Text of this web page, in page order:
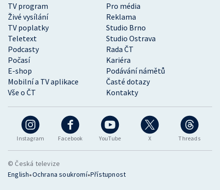
Instagram Facebook YouTube X Threads
TV program
Pro média
Živé vysílání
Reklama
TV poplatky
Studio Brno
Teletext
Studio Ostrava
Podcasty
Rada ČT
Počasí
Kariéra
E-shop
Podávání námětů
Mobilní a TV aplikace
Časté dotazy
Vše o ČT
Kontakty
© Česká televize
English•Ochrana soukromí•Přístupnost